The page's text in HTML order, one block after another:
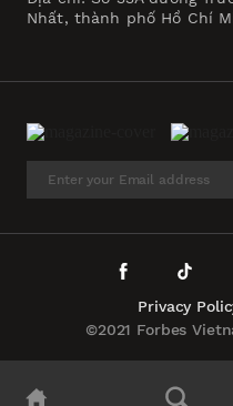
Nhất, thành phố Hồ Chí
©2021 Forbes
Privacy